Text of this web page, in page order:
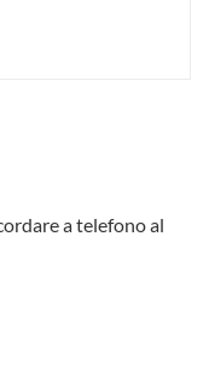
a telefono al